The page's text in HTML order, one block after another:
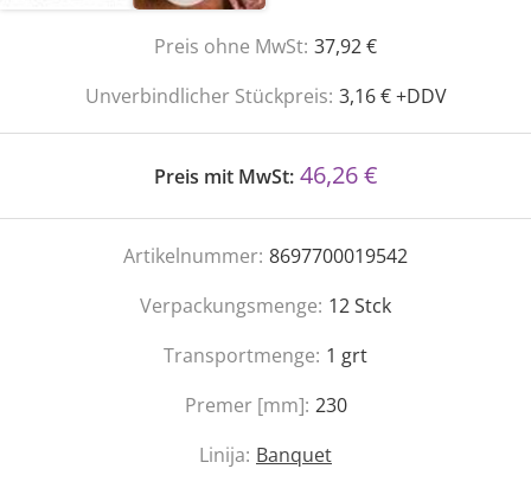
Preis ohne MwSt: 37,92 €
Unverbindlicher Stückpreis: 3,16 € +DDV
Preis mit MwSt: 46,26 €
Artikelnummer: 8697700019542
Verpackungsmenge: 12Stck
Transportmenge: 1 grt
Premer [mm]: 230
Linija: Banquet